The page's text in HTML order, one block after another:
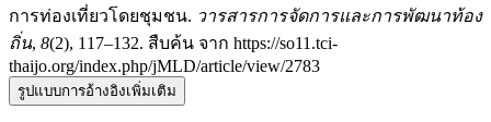
การท่องเที่ยวโดยชุมชน. วารสารการจัดการและการพัฒนาท้อง
ถิ่น, 8(2), 117–132. สืบค้น จาก https://so11.tci-
thaijo.org/index.php/jMLD/article/view/2783
รูปแบบการอ้างอิงเพิ่มเติม